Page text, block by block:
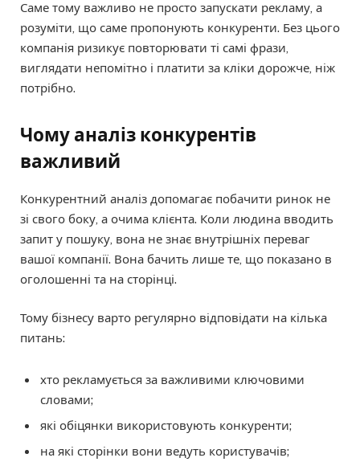
Саме тому важливо не просто запускати рекламу, а
розуміти, що саме пропонують конкуренти. Без цього
компанія ризикує повторювати ті самі фрази,
виглядати непомітно і платити за кліки дорожче, ніж
потрібно.
Чому аналіз конкурентів
важливий
Конкурентний аналіз допомагає побачити ринок не
зі свого боку, а очима клієнта. Коли людина вводить
запит у пошуку, вона не знає внутрішніх переваг
вашої компанії. Вона бачить лише те, що показано в
оголошенні та на сторінці.
Тому бізнесу варто регулярно відповідати на кілька
питань:
хто рекламується за важливими ключовими
словами;
які обіцянки використовують конкуренти;
на які сторінки вони ведуть користувачів;